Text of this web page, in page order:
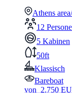
Athens
12
5 Kabinen
50ft
Klassisch
Bareboat
von 2.750